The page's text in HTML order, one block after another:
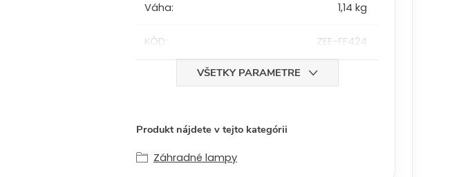
Váha: 1,14 kg
KÓD: ZEE-FF424
VŠETKY PARAMETRE
Produkt nájdete v tejto kategórii
Záhradné lampy